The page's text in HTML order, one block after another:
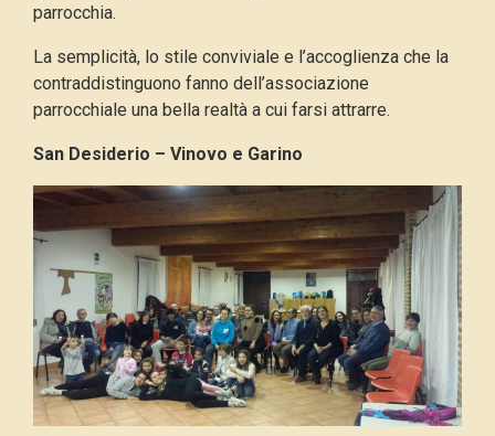
parrocchia.
La semplicità, lo stile conviviale e l’accoglienza che la
contraddistinguono fanno dell’associazione
parrocchiale una bella realtà a cui farsi attrarre.
San Desiderio – Vinovo e Garino